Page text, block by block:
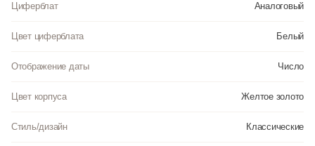
Циферблат Аналоговый
Цвет циферблата Белый
Отображение даты Число
Цвет корпуса Желтое золото
Стиль/дизайн Классические